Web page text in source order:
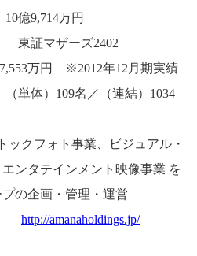
万円
ザーズ2402
円 ※2012年12月期実績
名／（連結）1034
ト事業、ビジュアル・
ンタテインメント映像事業 を
の企画・管理・運営
http://amanaholdings.jp/